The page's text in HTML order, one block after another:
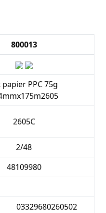
800013
papier PPC 75g
2605C
2/48
48109980
03329680260502